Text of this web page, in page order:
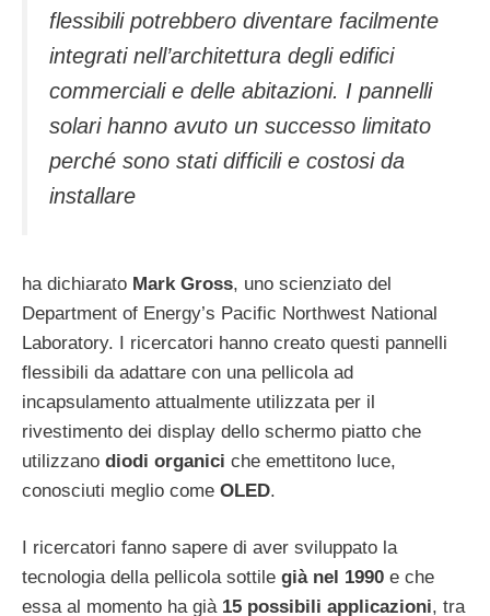
flessibili potrebbero diventare facilmente
integrati nell’architettura degli edifici
commerciali e delle abitazioni. I pannelli
solari hanno avuto un successo limitato
perché sono stati difficili e costosi da
installare
ha dichiarato Mark Gross, uno scienziato del
Department of Energy’s Pacific Northwest National
Laboratory. I ricercatori hanno creato questi pannelli
flessibili da adattare con una pellicola ad
incapsulamento attualmente utilizzata per il
rivestimento dei display dello schermo piatto che
utilizzano diodi organici che emettitono luce,
conosciuti meglio come OLED.
I ricercatori fanno sapere di aver sviluppato la
tecnologia della pellicola sottile già nel 1990 e che
essa al momento ha già 15 possibili applicazioni, tra